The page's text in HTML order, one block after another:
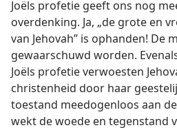
Joëls profetie geeft ons nog
overdenking. Ja, „de grote en
van Jehovah” is ophanden! De
gewaarschuwd worden.
Joëls profetie verwoesten
christenheid door haar
toestand meedogenloos aan
wekt de woede en tegenstand